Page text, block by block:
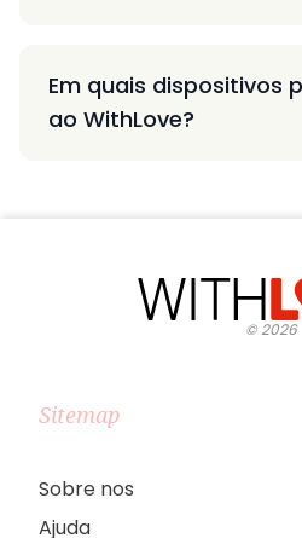
Em quais dispositivos
ao WithLove?
©2026
Sitemap
Sobre nos
Ajuda